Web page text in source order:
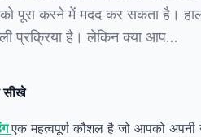
पूरा करने में मदद कर सकता है।
प्रक्रिया है। लेकिन क्या आप…
सीखे
एक महत्वपूर्ण कौशल है जो आपको